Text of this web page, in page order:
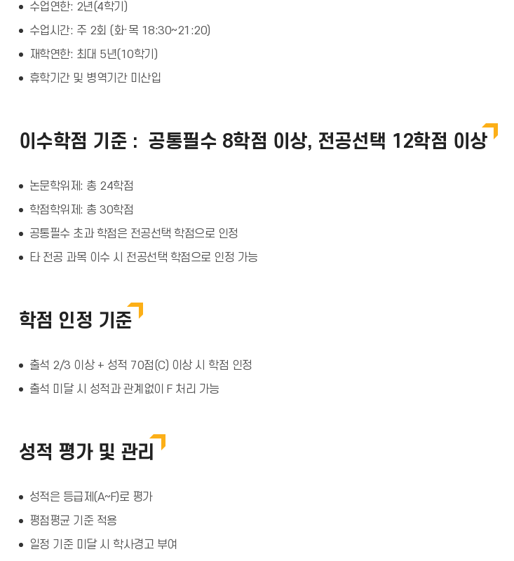
수업연한: 2년(4학기)
수업시간: 주 2회 (화·목 18:30~21:20)
재학연한: 최대 5년(10학기)
휴학기간 및 병역기간 미산입
이수학점 기준 : 공통필수 8학점 이상, 전공선택 12학점 이상
논문학위제: 총 24학점
학점학위제: 총 30학점
공통필수 초과 학점은 전공선택 학점으로 인정
타 전공 과목 이수 시 전공선택 학점으로 인정 가능
학점 인정 기준
출석 2/3 이상 + 성적 70점(C) 이상 시 학점 인정
출석 미달 시 성적과 관계없이 F 처리 가능
성적 평가 및 관리
성적은 등급제(A~F)로 평가
평점평균 기준 적용
일정 기준 미달 시 학사경고 부여